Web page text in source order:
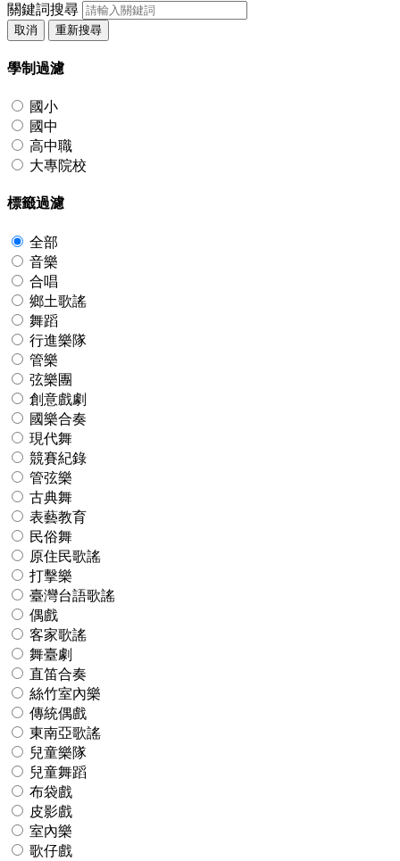
關鍵詞搜尋
取消 重新搜尋
學制過濾
國小
國中
高中職
大專院校
標籤過濾
全部
音樂
合唱
鄉土歌謠
舞蹈
行進樂隊
管樂
弦樂團
創意戲劇
國樂合奏
現代舞
競賽紀錄
管弦樂
古典舞
表藝教育
民俗舞
原住民歌謠
打擊樂
臺灣台語歌謠
偶戲
客家歌謠
舞臺劇
直笛合奏
絲竹室內樂
傳統偶戲
東南亞歌謠
兒童樂隊
兒童舞蹈
布袋戲
皮影戲
室內樂
歌仔戲